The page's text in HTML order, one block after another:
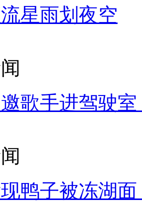
星雨划夜空
歌手进驾驶
鸭子被冻湖